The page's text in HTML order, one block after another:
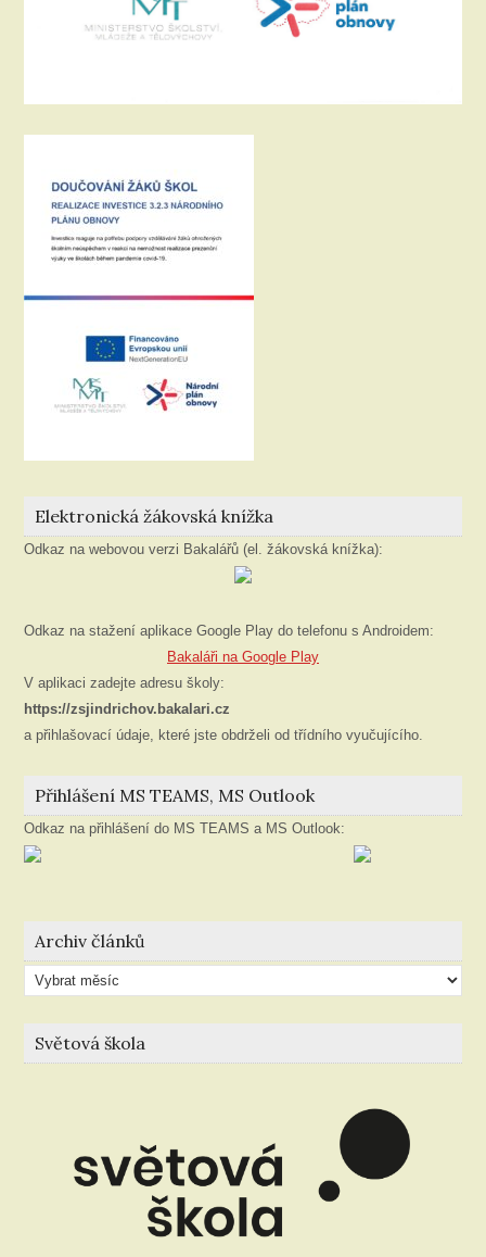
Elektronická žákovská knížka
Odkaz na webovou verzi Bakalářů (el. žákovská knížka):
Odkaz na stažení aplikace Google Play do telefonu s Androidem:
Bakaláři na Google Play
V aplikaci zadejte adresu školy:
https://zsjindrichov.bakalari.cz
a přihlašovací údaje, které jste obdrželi od třídního vyučujícího.
Přihlášení MS TEAMS, MS Outlook
Odkaz na přihlášení do MS TEAMS a MS Outlook:
Archiv článků
Archiv
článků
Světová škola